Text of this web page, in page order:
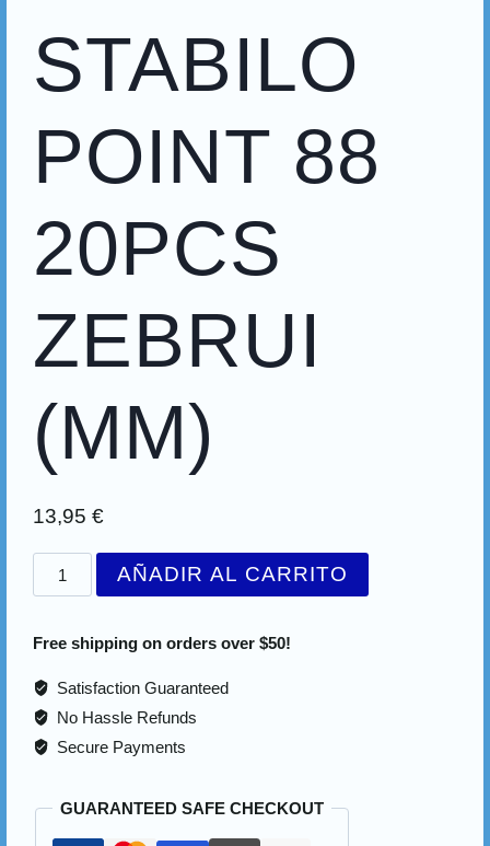
STABILO
POINT 88
20PCS
ZEBRUI
(MM)
13,95 €
STABILO
point
20pcs
Zebrui
cantidad
AÑADIR AL CARRITO
Free shipping on orders over $50!
Satisfaction Guaranteed
No Hassle Refunds
Secure Payments
GUARANTEED SAFE CHECKOUT